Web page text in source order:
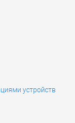
устройств